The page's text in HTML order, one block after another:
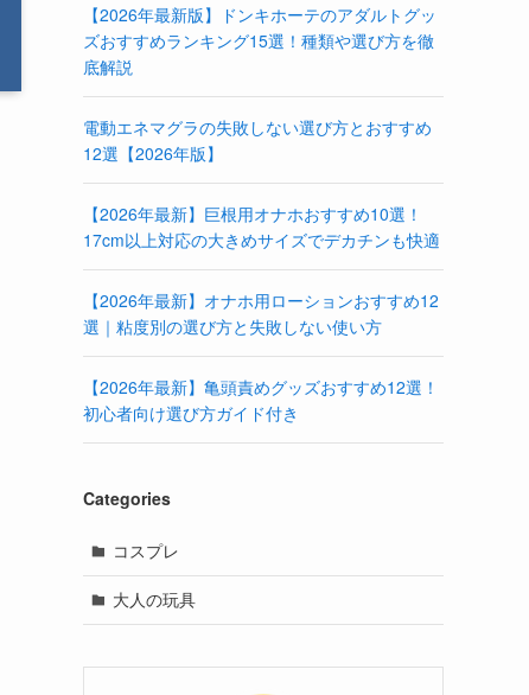
【2026年最新版】ドンキホーテのアダルトグッ
ズおすすめランキング15選！種類や選び方を徹
底解説
電動エネマグラの失敗しない選び方とおすすめ
12選【2026年版】
【2026年最新】巨根用オナホおすすめ10選！
17cm以上対応の大きめサイズでデカチンも快適
【2026年最新】オナホ用ローションおすすめ12
選｜粘度別の選び方と失敗しない使い方
【2026年最新】亀頭責めグッズおすすめ12選！
初心者向け選び方ガイド付き
Categories
コスプレ
大人の玩具